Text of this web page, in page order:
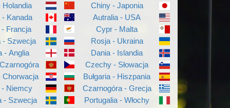
Holandia
- Kanada
Francja
- Szwecja
- Anglia
Chorwacja
- Niemcy
- Szwecja
Chiny - Japonia
Autralia - USA
Cypr - Malta
Rosja - Ukraina
Dania - Islandia
Czechy - Słowacja
Bułgaria - Hiszpania
Czarnogóra - Grecja
Portugalia - Włochy